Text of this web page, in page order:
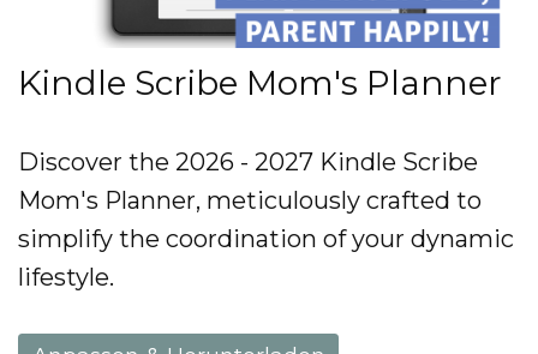
Kindle Scribe Mom's Planner
Discover the 2026 - 2027 Kindle Scribe
Mom's Planner, meticulously crafted to
simplify the coordination of your dynamic
lifestyle.